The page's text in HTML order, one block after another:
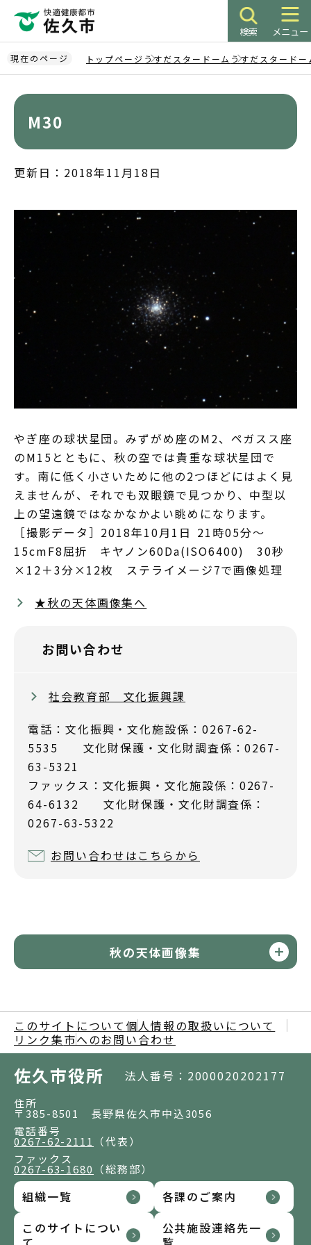
ペ
ー
ジ
検索 メニュー
現在のページ トップページ うすだスタードーム うすだスタード
M30
更新日：2018年11月18日
やぎ座の球状星団。みずがめ座のM2、ペガスス座
のM15とともに、秋の空では貴重な球状星団で
す。南に低く小さいために他の2つほどにはよく見
えませんが、それでも双眼鏡で見つかり、中型以
上の望遠鏡ではなかなかよい眺めになります。
［撮影データ］2018年10月1日 21時05分～
15cmF8屈折 キヤノン60Da(ISO6400) 30秒
×12＋3分×12枚 ステライメージ7で画像処理
★秋の天体画像集へ
お問い合わせ
社会教育部 文化振興課
電話：文化振興・文化施設係：0267-62-
5535 文化財保護・文化財調査係：0267-
63-5321
ファックス：文化振興・文化施設係：0267-
64-6132 文化財保護・文化財調査係：
0267-63-5322
お問い合わせはこちらから
秋の天体画像集
このサイトについて 個人情報の取扱いについて
リンク集市へのお問い合わせ
佐久市役所 法人番号：2000020202177
住所
〒385-8501 長野県佐久市中込3056
電話番号
0267-62-2111
（代表）
ファックス
0267-63-1680 （総務部）
組織一覧
各課のご案内
このサイトについ
公共施設連絡先一